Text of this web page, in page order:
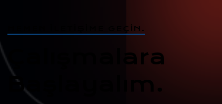
HEMEN İLETIŞIME GEÇIN.
Çalışmalara
Başlayalım.